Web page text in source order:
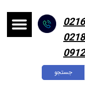
جستجو